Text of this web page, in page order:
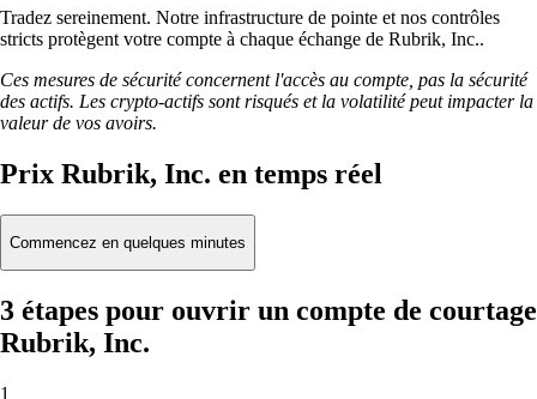
Tradez sereinement. Notre infrastructure de pointe et nos contrôles
stricts protègent votre compte à chaque échange de Rubrik, Inc..
Ces mesures de sécurité concernent l'accès au compte, pas la sécurité
des actifs. Les crypto-actifs sont risqués et la volatilité peut impacter la
valeur de vos avoirs.
Prix Rubrik, Inc. en temps réel
Commencez en quelques minutes
3 étapes pour ouvrir un compte de courtage
Rubrik, Inc.
1